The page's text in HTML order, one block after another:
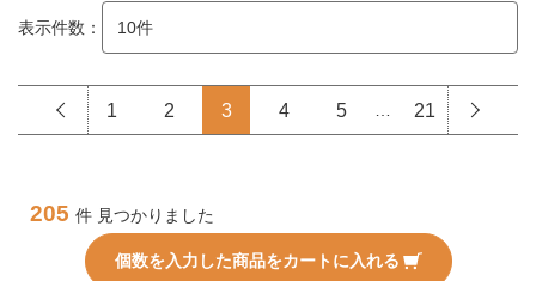
表示件数：
1 2 3 4 5 21
205 件 見つかりました
個数を入力した商品をカートに入れる